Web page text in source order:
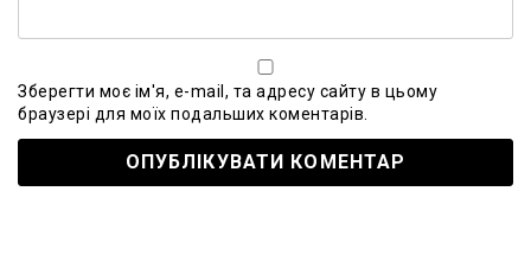
Зберегти моє ім'я, e-mail, та адресу сайту в цьому
браузері для моїх подальших коментарів.